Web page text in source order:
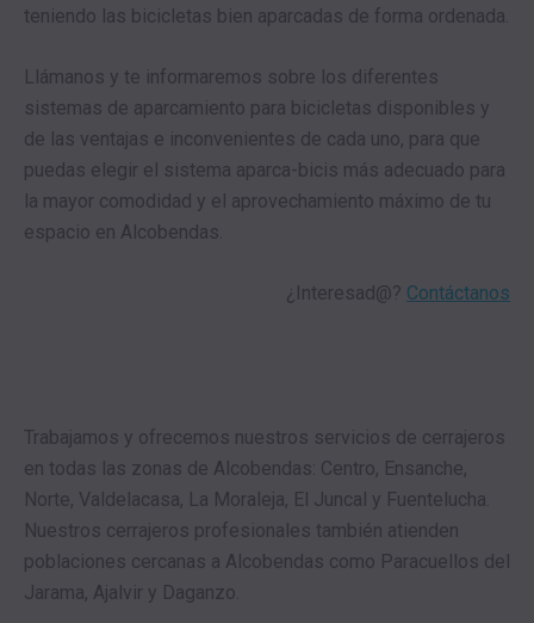
teniendo las bicicletas bien aparcadas de forma ordenada.
Llámanos y te informaremos sobre los diferentes
sistemas de aparcamiento para bicicletas disponibles y
de las ventajas e inconvenientes de cada uno, para que
puedas elegir el sistema aparca-bicis más adecuado para
la mayor comodidad y el aprovechamiento máximo de tu
espacio en Alcobendas.
¿Interesad@? Contáctanos
Trabajamos y ofrecemos nuestros servicios de cerrajeros
en todas las zonas de Alcobendas: Centro, Ensanche,
Norte, Valdelacasa, La Moraleja, El Juncal y Fuentelucha.
Nuestros cerrajeros profesionales también atienden
poblaciones cercanas a Alcobendas como Paracuellos del
Jarama, Ajalvir y Daganzo.